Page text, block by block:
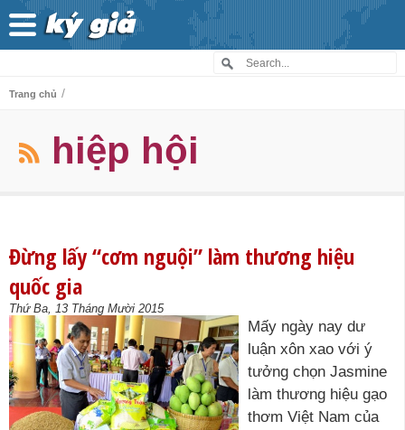
Trang chủ /
hiệp hội
Đừng lấy “cơm nguội” làm thương hiệu
quốc gia
Thứ Ba, 13 Tháng Mười 2015
Mấy ngày nay dư
luận xôn xao với ý
tưởng chọn Jasmine
làm thương hiệu gạo
thơm Việt Nam của